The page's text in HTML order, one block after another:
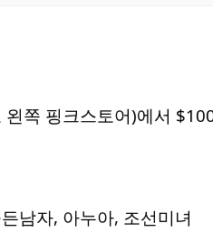
쪽 핑크스토어)에서
남자, 아누아, 조선미녀